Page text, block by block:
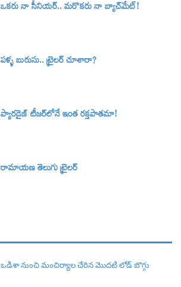
ఒకరు నా సీనియర్.. మరొకరు నా బ్యాచ్‌మేట్!
పళ్ళ బురుసు.. ట్రైలర్‌ చూశారా?
ప్యారడైజ్ టీజర్‌లోనే ఇంత రక్తపాతమా!
రామాయణ తెలుగు ట్రైలర్‌
ఒడిశా నుంచి మంచిర్యాల చేరిన మొదటి లోడ్ బొగ్గు